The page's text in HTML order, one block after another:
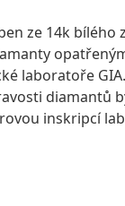
ze 14k bílého
laboratoře GIA.
diamantů
inskripcí